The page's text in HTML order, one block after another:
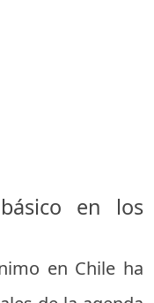
en los
en Chile ha